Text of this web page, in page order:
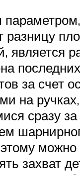
разницу
является
последних
за счет
на ручках,
сразу за
можно
захват